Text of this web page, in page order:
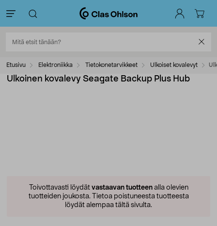
Etusivu Elektroniikka Tietokonetarvikkeet Ulkoiset kovalevyt
Ulkoinen kovalevy Seagate Backup Plus Hub
Toivottavasti löydät vastaavan tuotteenalla olevien
tuotteiden joukosta. Tietoa poistuneesta tuotteesta
löydät alempaa tältä sivulta.